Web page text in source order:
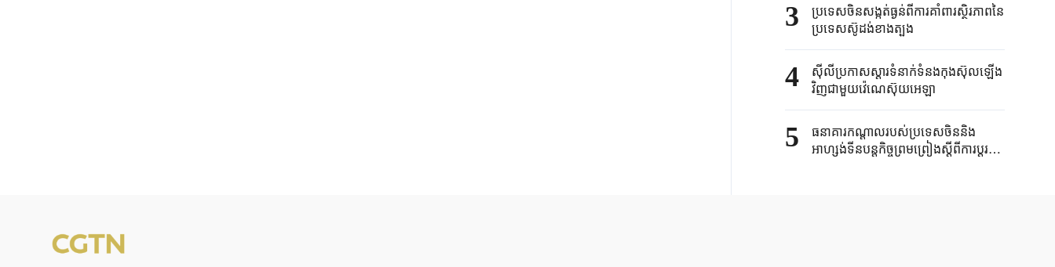
3
ប្រទេសចិនសង្កត់ធ្ងន់ពីការគាំពារស្ថិរភាពនៃ
ប្រទេសស៊ូដង់ខាងត្បូង
4
ស៊ីលីប្រកាសស្ដារទំនាក់ទំនងកុងស៊ុលឡើង
វិញជាមួយវ៉េណេស៊ុយអេឡា
5
ធនាគារកណ្តាលរបស់ប្រទេសចិននិង
អាហ្សង់ទីនបន្តកិច្ចព្រមព្រៀងស្តីពីការប្តូរ